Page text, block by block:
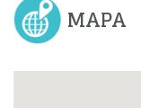
MAPA